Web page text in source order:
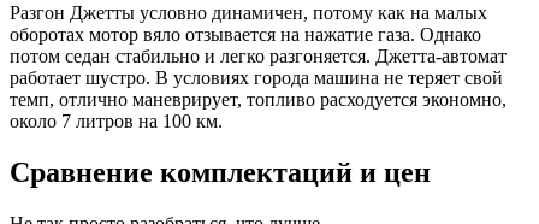
Разгон Джетты условно динамичен, потому как на малых
оборотах мотор вяло отзывается на нажатие газа. Однако
потом седан стабильно и легко разгоняется. Джетта-автомат
работает шустро. В условиях города машина не теряет свой
темп, отлично маневрирует, топливо расходуется экономно,
около 7 литров на 100 км.
Сравнение комплектаций и цен